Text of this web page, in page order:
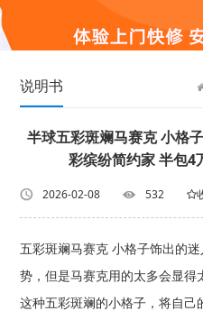
说明书
半球五彩斑斓马赛克 小格
彩缤纷简约家 半包4
2026-02-08 532
五彩斑斓马赛克 小格子饰出的
势，但是马赛克用的太多会显得
这种五彩斑斓的小格子，将自